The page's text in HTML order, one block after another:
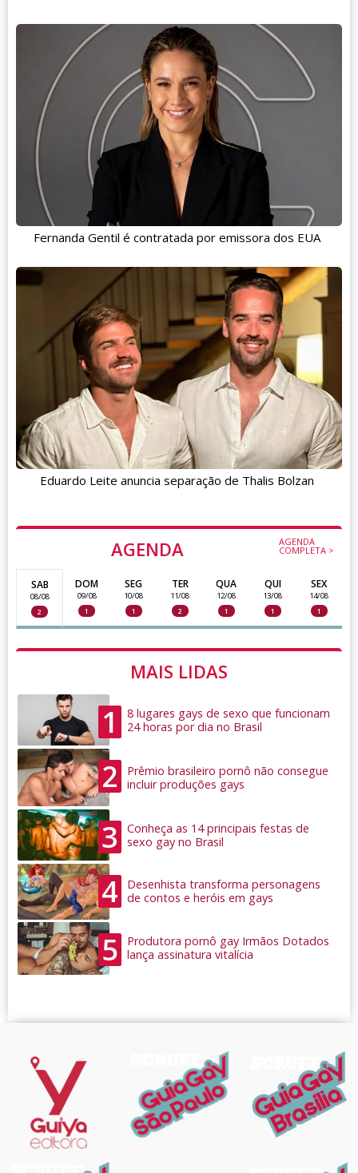
AGENDA AGENDA
COMPLETA >
SAB
08/08
2
DOM
09/08
1
SEG
10/08
1
TER
11/08
2
QUA
12/08
1
QUI
13/08
1
SEX
14/08
1
MAIS LIDAS
1
8 lugares gays de sexo que funcionam
24 horas por dia no Brasil
2
Prêmio brasileiro pornô não consegue
incluir produções gays
3
Conheça as 14 principais festas de
sexo gay no Brasil
4
Desenhista transforma personagens
de contos e heróis em gays
5
Produtora pornô gay Irmãos Dotados
lança assinatura vitalícia
Fernanda Gentil é contratada por emissora dos EUA
Eduardo Leite anuncia separação de Thalis Bolzan